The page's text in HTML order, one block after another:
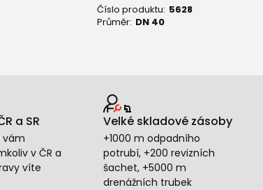
Číslo produktu: 5628
Průměr: DN 40
a SR
vám
v ČR a
víte
Velké skladové zásoby
+1000 m odpadního
potrubí, +200 revizních
šachet, +5000 m
drenážních trubek